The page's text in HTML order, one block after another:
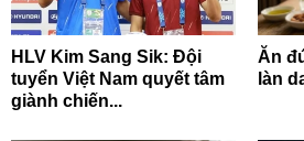
HLV Kim Sang Sik: Đội
tuyển Việt Nam quyết tâm
giành chiến...
Ăn
làn